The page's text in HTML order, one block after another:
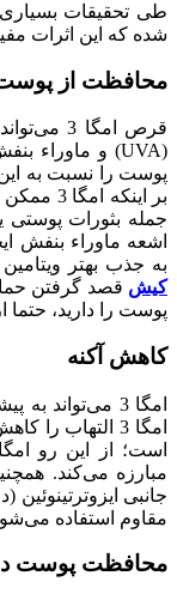
شده که این اثرات
محافظت از پوست
قرص امگا
پوست را نسبت به
بر
جمله بثورات پوستی
به جذب بهتر
کیش قصد گرفتن
پوست را دارید، حتما از
کاهش آکنه
امگا 3
امگا 3 التهاب
جانبی
مقاوم استفاده
محافظت پوست